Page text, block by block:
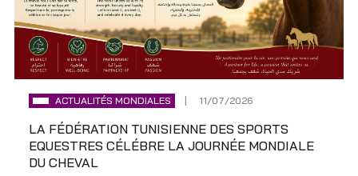
ACTUALITÉS MONDIALES 11/07/2026
LA FÉDÉRATION TUNISIENNE DES SPORTS
EQUESTRES CÉLÉBRE LA JOURNÉE MONDIALE
DU CHEVAL